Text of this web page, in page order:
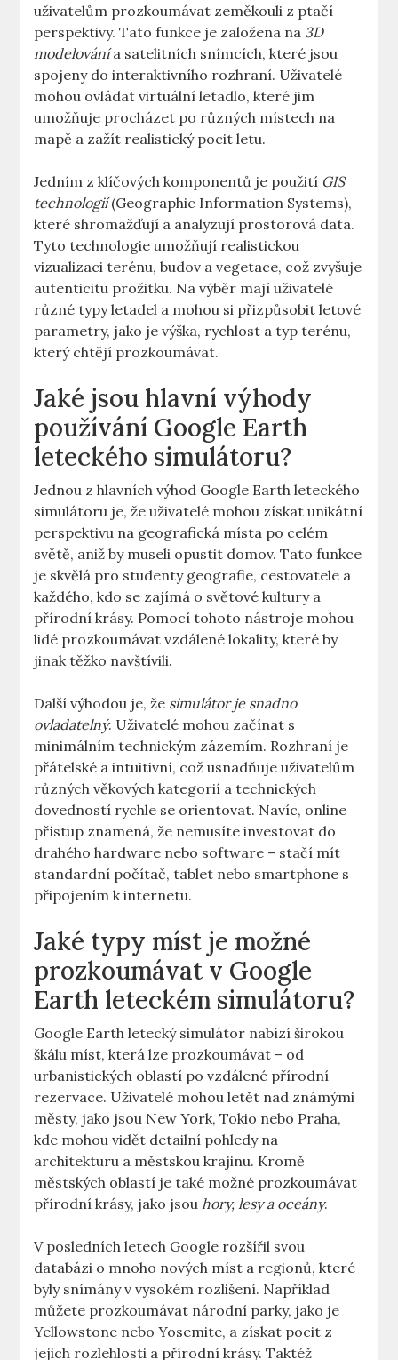
uživatelům prozkoumávat ⁣zeměkouli z ptačí
⁣perspektivy. ‍Tato funkce je založena na⁢ 3D‌
modelovánía satelitních snímcích, ‍které ‌jsou
⁣spojeny⁤ do interaktivního rozhraní. Uživatelé
mohou ovládat ⁢virtuální letadlo, které⁢ jim
⁣umožňuje⁢ procházet ⁢po různých místech na
mapě a zažít realistický ‌pocit letu.
Jedním z klíčových komponentů je použití GIS
technologií(Geographic Information‌ Systems),
které shromažďují ‌a analyzují‌ prostorová data.
Tyto technologie umožňují realistickou ​
vizualizaci terénu, budov a vegetace, ⁣což zvyšuje⁤
autenticitu ‍prožitku. Na výběr mají uživatelé
⁣různé typy letadel a mohou si přizpůsobit letové
⁢parametry, jako ​je výška, rychlost a typ ⁤terénu,
který ⁣chtějí prozkoumávat.
Jaké jsou ‍hlavní výhody
používání‍ Google Earth⁤
leteckého simulátoru?
Jednou z hlavních výhod Google⁤ Earth leteckého
simulátoru je, ⁢že uživatelé mohou získat unikátní⁢
perspektivu na geografická místa po celém
světě, aniž by museli opustit ‌domov. Tato funkce‌
je skvělá pro studenty geografie,​ cestovatele a
⁣každého, kdo se zajímá o světové kultury ⁤a
přírodní krásy.‌ Pomocí tohoto nástroje mohou
⁢lidé prozkoumávat vzdálené lokality, které⁣ by‍
jinak⁣ těžko navštívili.
Další výhodou je, že simulátor je snadno ​
ovladatelný. Uživatelé ​mohou začínat⁤ s
minimálním technickým zázemím. Rozhraní je
⁤přátelské a ​intuitivní,‌ což usnadňuje uživatelům⁣
různých ‍věkových kategorií⁣ a technických
dovedností rychle se orientovat. Navíc, online‍
přístup ​znamená, že nemusíte investovat do
drahého‍ hardware ‍nebo software – stačí mít
⁢standardní počítač, tablet⁣ nebo smartphone‍ s
připojením k internetu.
Jaké typy míst je možné
prozkoumávat ​v Google
Earth leteckém​ simulátoru?
Google Earth letecký ‌simulátor ​nabízí širokou
škálu míst, která‍ lze prozkoumávat – od
urbanistických oblastí⁣ po vzdálené přírodní‍
rezervace. Uživatelé mohou ⁤letět nad známými
městy,⁢ jako jsou New York, Tokio nebo Praha,
kde mohou vidět detailní pohledy na
architekturu a‍ městskou​ krajinu. Kromě
městských oblastí⁣ je také možné ⁤prozkoumávat
přírodní​ krásy, jako ⁤jsouhory, lesy a oceány.
V posledních⁣ letech⁢ Google rozšířil svou
databázi o mnoho nových⁢ míst​ a ​regionů, které
byly‌ snímány v vysokém rozlišení. Například
můžete ​prozkoumávat národní parky, jako je
Yellowstone nebo Yosemite, a ⁢získat​ pocit z
jejich rozlehlosti a přírodní krásy. Taktéž⁢